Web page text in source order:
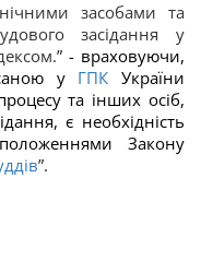
засобами та
засідання у
”- враховуючи,
у ГПК України
та інших осіб,
є необхідність
Закону
”.